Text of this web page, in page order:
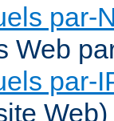
par-
Web
par-
Web)